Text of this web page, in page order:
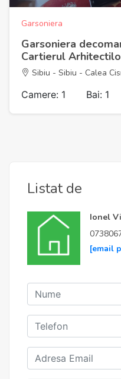
Garsoniera
Garsoniera
Cartierul
Sibiu - Sibiu - Calea
Camere: 1 Bai: 1
Listat de
Ionel
[email